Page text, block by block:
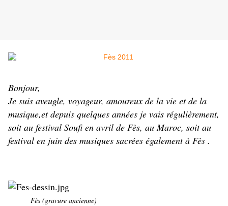
Bonjour,
Je suis aveugle, voyageur, amoureux de la vie et de la
musique,et depuis quelques années je vais régulièrement,
soit au festival Soufi en avril de Fès, au Maroc, soit au
festival en juin des musiques sacrées également à Fès .
Fès (gravure ancienne)